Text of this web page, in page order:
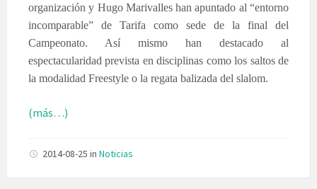
organización y Hugo Marivalles han apuntado al “entorno
incomparable” de Tarifa como sede de la final del
Campeonato. Así mismo han destacado al
espectacularidad prevista en disciplinas como los saltos de
la modalidad Freestyle o la regata balizada del slalom.
(más…)
2014-08-25 in Noticias